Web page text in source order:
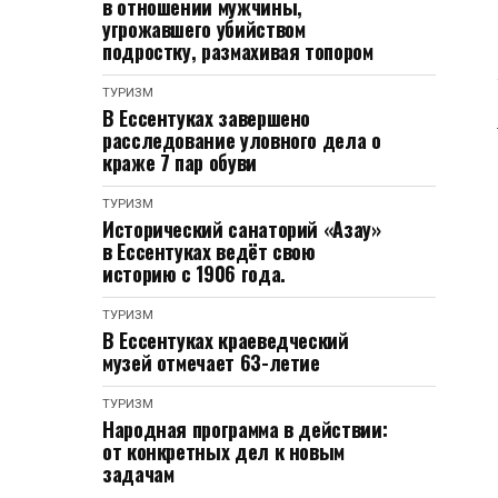
в отношении мужчины,
угрожавшего убийством
подростку, размахивая топором
ТУРИЗМ
В Ессентуках завершено
расследование уловного дела о
краже 7 пар обуви
ТУРИЗМ
Исторический санаторий «Азау»
в Ессентуках ведёт свою
историю с 1906 года.
ТУРИЗМ
В Ессентуках краеведческий
музей отмечает 63-летие
ТУРИЗМ
Народная программа в действии:
от конкретных дел к новым
задачам